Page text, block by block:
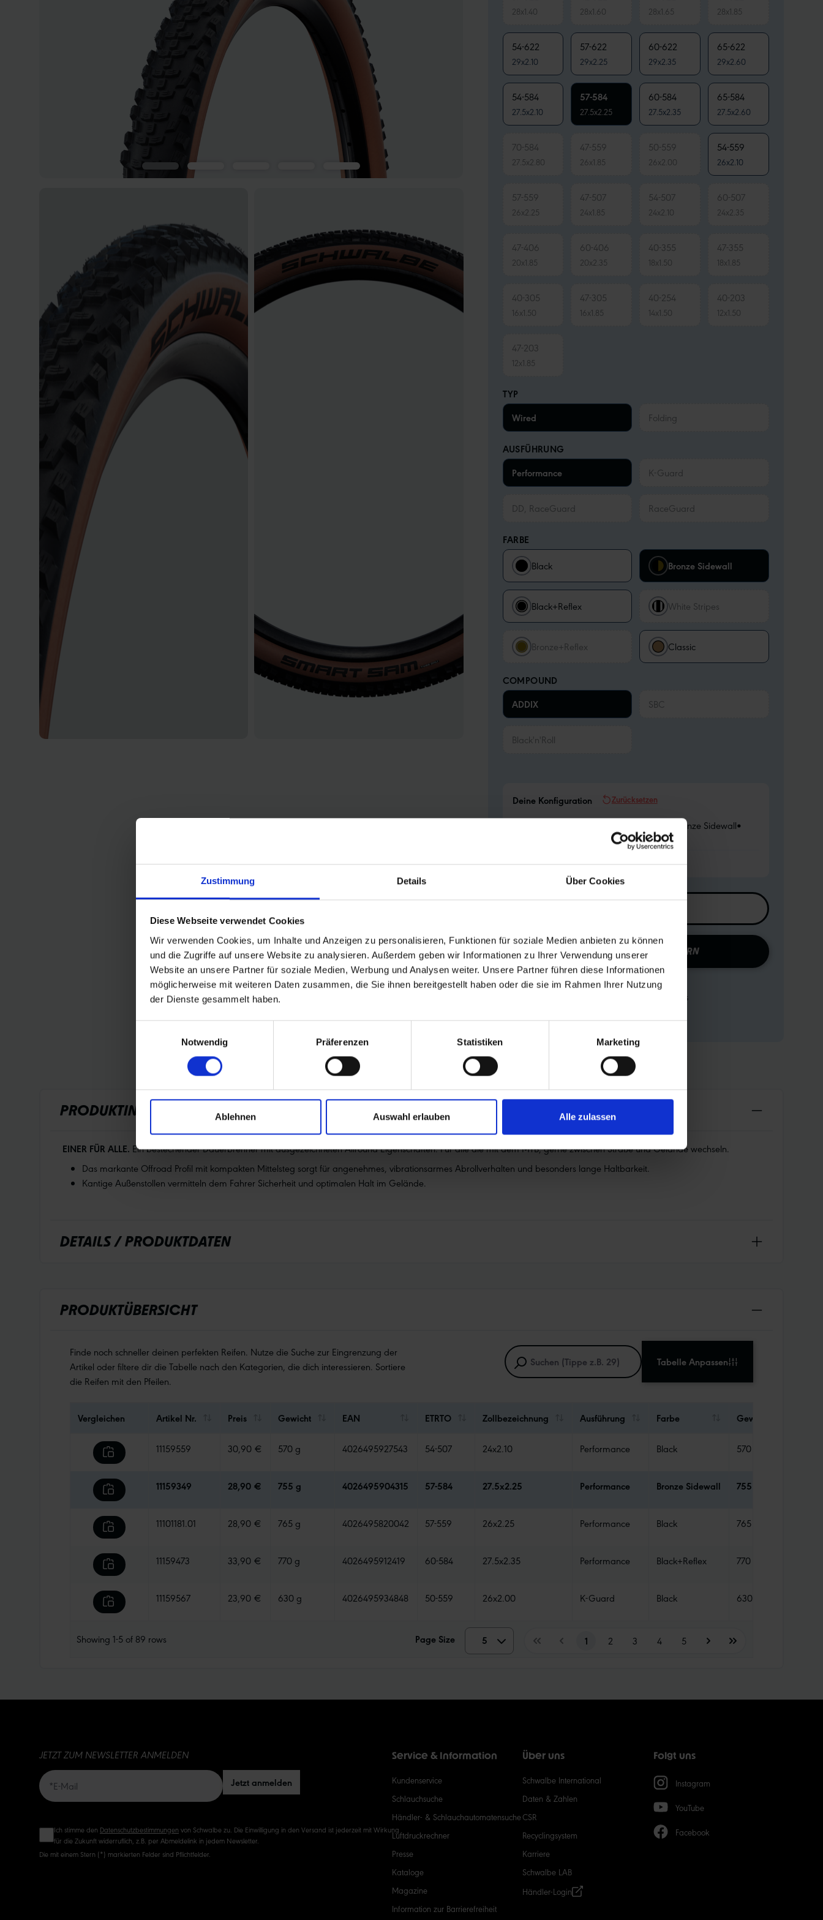
Zustimmung Details Über Cookies
Diese Webseite verwendet Cookies
Wir verwenden Cookies, um Inhalte und Anzeigen zu personalisieren, Funktionen für soziale Medien anbieten zu können
und die Zugriffe auf unsere Website zu analysieren. Außerdem geben wir Informationen zu Ihrer Verwendung unserer
Website an unsere Partner für soziale Medien, Werbung und Analysen weiter. Unsere Partner führen diese Informationen
möglicherweise mit weiteren Daten zusammen, die Sie ihnen bereitgestellt haben oder die sie im Rahmen Ihrer Nutzung
der Dienste gesammelt haben.
Notwendig
Präferenzen Statistiken Marketing
Ablehnen Auswahl erlauben Alle zulassen
28x1.40 28x1.60 28x1.65 28x1.85
54-622
29x2.10
57-622
29x2.25
60-622
29x2.35
65-622
29x2.60
54-584
27.5x2.10
57-584
27.5x2.25
60-584
27.5x2.35
65-584
27.5x2.60
70-584
27.5x2.80
47-559
26x1.85
50-559
26x2.00
54-559
26x2.10
57-559
26x2.25
47-507
24x1.85
54-507
24x2.10
60-507
24x2.35
47-406
20x1.85
60-406
20x2.35
40-355
18x1.50
47-355
18x1.85
40-305
16x1.50
47-305
16x1.85
40-254
14x1.50
40-203
12x1.50
47-203
12x1.85
TYP
Wired
Folding
AUSFÜHRUNG
Performance
K-Guard
DD, RaceGuard RaceGuard
FARBE
Black Bronze Sidewall
Black+Reflex White Stripes
Bronze+Reflex Classic
COMPOUND
ADDIX
SBC
Black'n'Roll
Deine Konfiguration Zurücksetzen
Bronze Sidewall•
KONFIGURATION SPEICHERN
Produktvergleich
Zu den technischen Details
PRODUKTINFORMATIONEN
EINER FÜR ALLE. Ein bestechender Dauerbrenner mit ausgezeichneten Allround-Eigenschaften. Für alle die mit dem MTB, gerne zwischen Straße und Gelände wechseln.
Das markante Offroad Profil mit kompakten Mittelsteg sorgt für angenehmes, vibrationsarmes Abrollverhalten und besonders lange Haltbarkeit.
Kantige Außenstollen vermitteln dem Fahrer Sicherheit und optimalen Halt im Gelände.
DETAILS / PRODUKTDATEN
PRODUKTÜBERSICHT
Finde noch schneller deinen perfekten Reifen. Nutze die Suche zur Eingrenzung der
Artikel oder filtere dir die Tabelle nach den Kategorien, die dich interessieren. Sortiere
die Reifen mit den Pfeilen.
Tabelle Anpassen
Vergleichen Artikel Nr. Preis Gewicht EAN ETRTO Zollbezeichnung Ausführung Farbe Gewicht
11159559 30,90 € 570 g 4026495927543 54-507 24x2.10 Performance Black 570 g
11159349 28,90 € 755 g 4026495904315 57-584 27.5x2.25 Performance Bronze Sidewall 755 g
11101181.01 28,90 € 765 g 4026495820042 57-559 26x2.25 Performance Black 765 g
11159473 33,90 € 770 g 4026495912419 60-584 27.5x2.35 Performance Black+Reflex 770 g
11159567 23,90 € 630 g 4026495934848 50-559 26x2.00 K-Guard Black 630 g
Showing 1-5of 89 rows Page Size 5 5 1 2 3 4 5
JETZT ZUM NEWSLETTER ANMELDEN
Jetzt anmelden
Ich stimme den Datenschutzbestimmungen von Schwalbe zu. Die Einwilligung in den Versand ist jederzeit mit Wirkung
für die Zukunft widerruflich, z.B. per Abmeldelink in jedem Newsletter.
Die mit einem Stern (*) markierten Felder sind Pflichtfelder.
Service & Information
Kundenservice
Schlauchsuche
Händler- & Schlauchautomatensuche
Luftdruckrechner
Presse
Kataloge
Magazine
Information zur Barrierefreiheit
Über uns
Schwalbe International
Daten & Zahlen
CSR
Recyclingsystem
Karriere
Schwalbe LAB
Händler-Login
Folgt uns
Instagram
YouTube
Facebook